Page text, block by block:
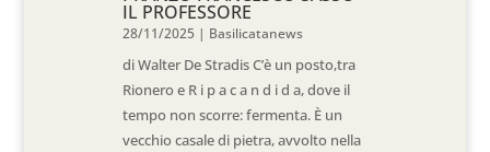
IL PROFESSORE
28/11/2025 | Basilicatanews
di Walter De Stradis C’è un posto,tra
Rionero e R i p a c a n d i d a, dove il
tempo non scorre: fermenta. È un
vecchio casale di pietra, avvolto nella